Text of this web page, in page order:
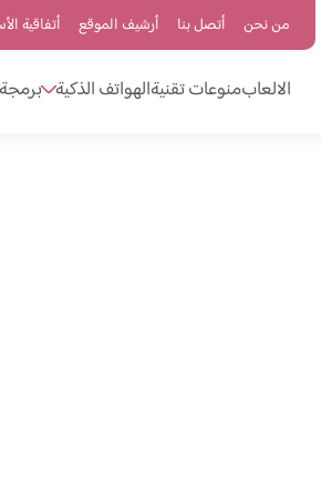
من نحن أتصل بنا أرشيف الموقع أتفاقية
الالعابمنوعات تقنيةالهواتف الذكية